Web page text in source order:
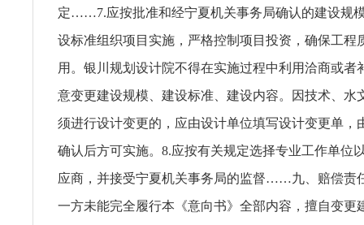
定……7.应按批准和经宁夏机关事务局确认的建设规
设标准组织项目实施，严格控制项目投资，确保工程
用。银川规划设计院不得在实施过程中利用洽商或者
意变更建设规模、建设标准、建设内容。因技术、水
须进行设计变更的，应由设计单位填写设计变更单，
确认后方可实施。8.应按有关规定选择专业工作单位
应商，并接受宁夏机关事务局的监督……九、赔偿责
一方未能完全履行本《意向书》全部内容，擅自变更